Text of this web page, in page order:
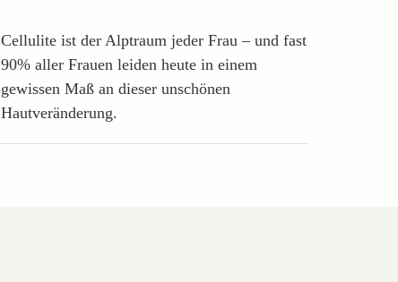
Cellulite ist der Alptraum jeder Frau – und fast
90% aller Frauen leiden heute in einem
gewissen Maß an dieser unschönen
Hautveränderung.